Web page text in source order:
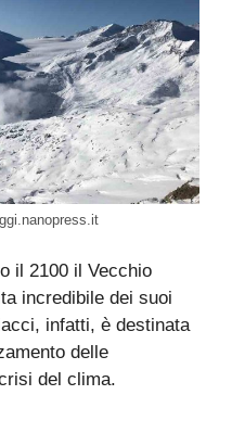
il 2100 il Vecchio
incredibile dei suoi
infatti, è destinata
delle
del clima.